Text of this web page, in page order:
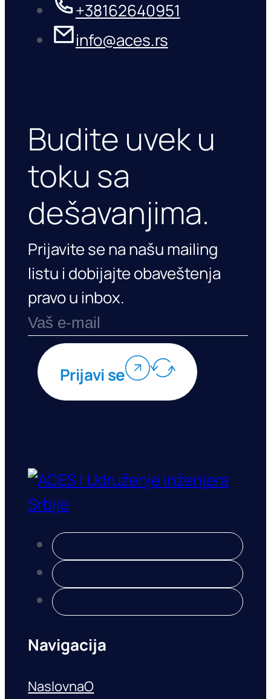
+38162640951
info@aces.rs
Budite uvek u
toku sa
dešavanjima.
Prijavite se na našu mailing
listu i dobijajte obaveštenja
pravo u inbox.
Prijavi se
Navigacija
NaslovnaO